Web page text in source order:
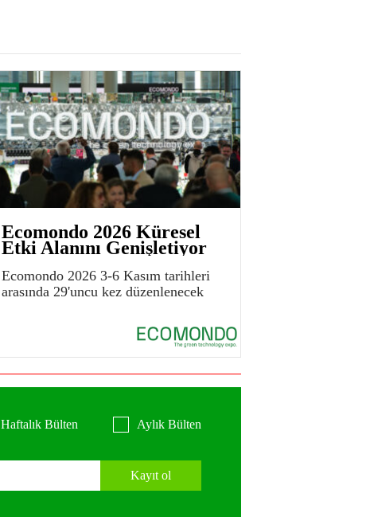
Ecomondo 2026 Küresel
Etki Alanını Genişletiyor
Ecomondo 2026 3-6 Kasım tarihleri
arasında 29'uncu kez düzenlenecek
Haftalık Bülten Aylık Bülten
Kayıt ol